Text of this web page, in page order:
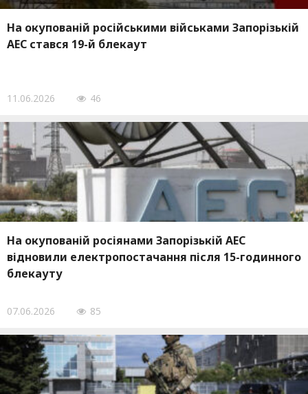
На окупованій російськими військами Запорізькій
АЕС стався 19-й блекаут
11.06.2026 46
На окупованій росіянами Запорізькій АЕС
відновили електропостачання після 15-годинного
блекауту
07.06.2026 85